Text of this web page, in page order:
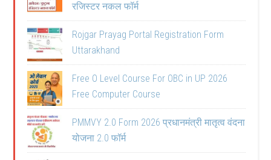
रजिस्टर नकल फॉर्म
Rojgar Prayag Portal Registration Form
Uttarakhand
Free O Level Course For OBC in UP 2026
Free Computer Course
PMMVY 2.0 Form 2026 प्रधानमंत्री मातृत्व वंदना
योजना 2.0 फॉर्म